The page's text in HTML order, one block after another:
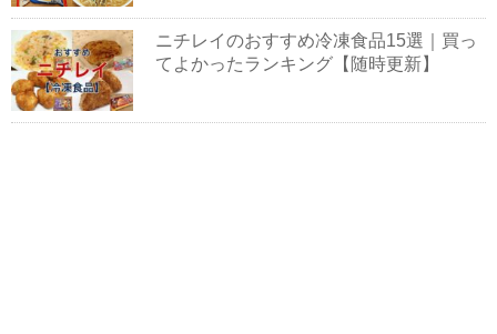
ニチレイのおすすめ冷凍食品15選｜買っ
てよかったランキング【随時更新】